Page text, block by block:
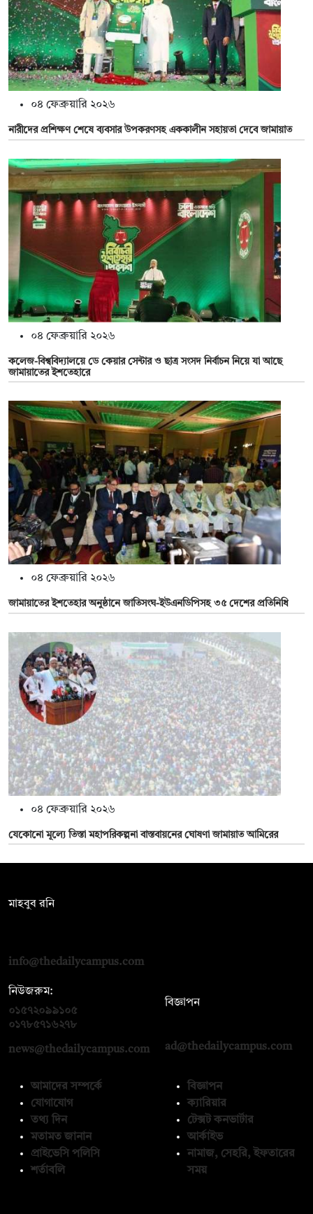
০৪ ফেব্রুয়ারি ২০২৬
নারীদের প্রশিক্ষণ শেষে ব্যবসার উপকরণসহ এককালীন সহায়তা দেবে জামায়াত
০৪ ফেব্রুয়ারি ২০২৬
কলেজ-বিশ্ববিদ্যালয়ে ডে কেয়ার সেন্টার ও ছাত্র সংসদ নির্বাচন নিয়ে যা আছে
জামায়াতের ইশতেহারে
০৪ ফেব্রুয়ারি ২০২৬
জামায়াতের ইশতেহার অনুষ্ঠানে জাতিসংঘ-ইউএনডিপিসহ ৩৫ দেশের প্রতিনিধি
০৪ ফেব্রুয়ারি ২০২৬
যেকোনো মূল্যে তিস্তা মহাপরিকল্পনা বাস্তবায়নের ঘোষণা জামায়াত আমিরের
মাহবুব রনি
info@thedailycampus.com
নিউজরুম:
০১৫৭২০৯৯১০৫
০১৭৮৫৭১৬২৭৮
news@thedailycampus.com
বিজ্ঞাপন
ad@thedailycampus.com
আমাদের সম্পর্কে
যোগাযোগ
তথ্য দিন
মতামত জানান
প্রাইভেসি পলিসি
শর্তাবলি
বিজ্ঞাপন
ক্যারিয়ার
টেক্সট কনভার্টার
আর্কাইভ
নামাজ, সেহরি, ইফতারের
সময়